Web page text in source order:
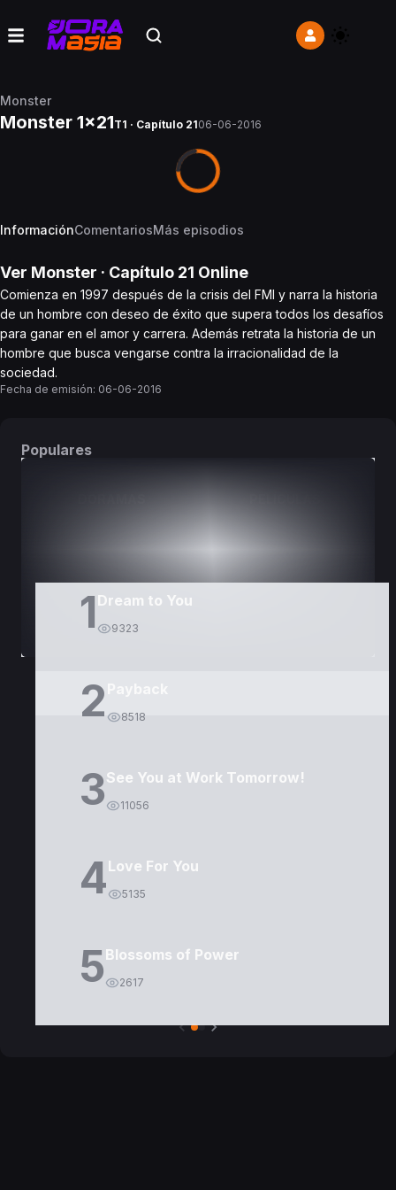
Monster
Monster 1x21T1 · Capítulo 2106-06-2016
InformaciónComentariosMás episodios
Ver Monster · Capítulo 21 Online
Comienza en 1997 después de la crisis del FMI y narra la historia
de un hombre con deseo de éxito que supera todos los desafíos
para ganar en el amor y carrera. Además retrata la historia de un
hombre que busca vengarse contra la irracionalidad de la
sociedad.
Fecha de emisión: 06-06-2016
Populares
1 Dream to You
9323
2 8518
3See You at Work Tomorrow!
11056
4Love For You
5135
5Blossoms of Power
2617